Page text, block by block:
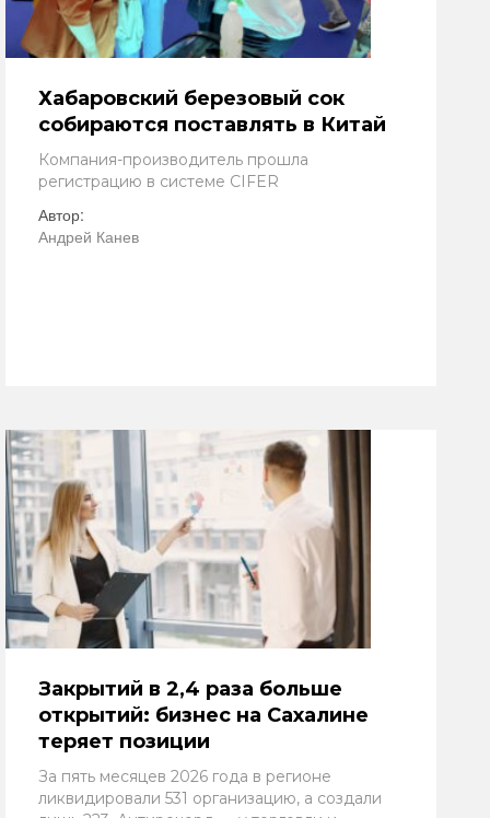
Хабаровский березовый сок
собираются поставлять в Китай
Компания-производитель прошла
регистрацию в системе CIFER
Автор:
Андрей Канев
Закрытий в 2,4 раза больше
открытий: бизнес на Сахалине
теряет позиции
За пять месяцев 2026 года в регионе
ликвидировали 531 организацию, а создали